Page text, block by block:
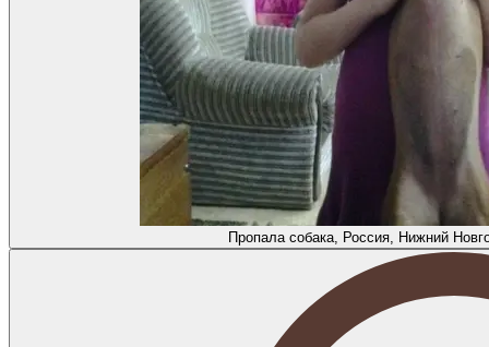
Пропала собака, Россия, Нижний